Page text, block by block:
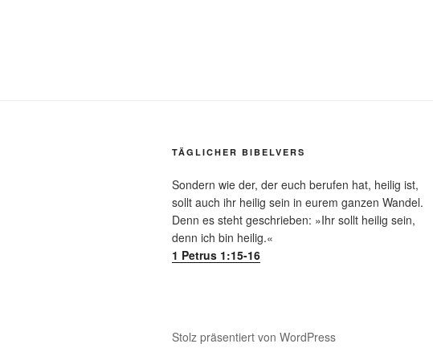
TÄGLICHER BIBELVERS
Sondern wie der, der euch berufen hat, heilig ist,
sollt auch ihr heilig sein in eurem ganzen Wandel.
Denn es steht geschrieben: »Ihr sollt heilig sein,
denn ich bin heilig.«
1 Petrus 1:15-16
Stolz präsentiert von WordPress